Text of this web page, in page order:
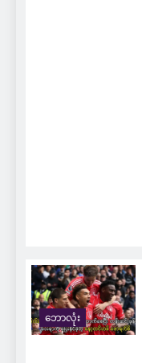
ဘောလုံး